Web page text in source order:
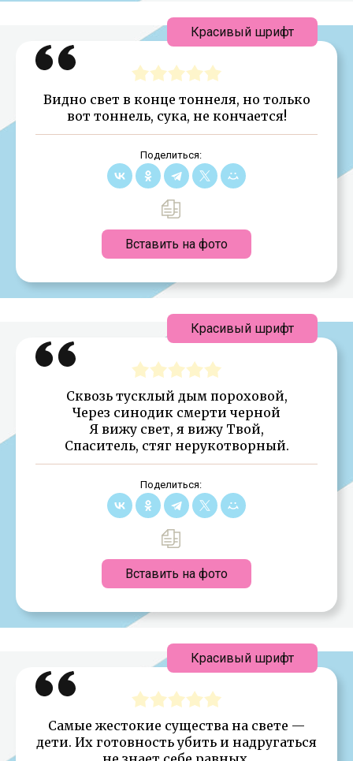
Видно свет в конце тоннеля, но только
вот тоннель, сука, не кончается!
Поделиться:
Вставить на фото
Красивый шрифт
Сквозь тусклый дым пороховой,
Через синодик смерти черной
Я вижу свет, я вижу Твой,
Спаситель, стяг нерукотворный.
Поделиться:
Вставить на фото
Красивый шрифт
Самые жестокие существа на свете —
дети. Их готовность убить и надругаться
Красивый шрифт